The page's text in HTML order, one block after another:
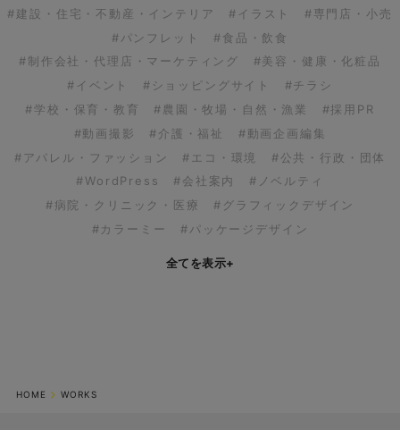
#建設・住宅・不動産・インテリア
#イラスト
#専門店・小売
#パンフレット
#食品・飲食
#制作会社・代理店・マーケティング
#美容・健康・化粧品
#イベント
#ショッピングサイト
#チラシ
#学校・保育・教育
#農園・牧場・自然・漁業
#採用PR
#動画撮影
#介護・福祉
#動画企画編集
#アパレル・ファッション
#エコ・環境
#公共・行政・団体
#WordPress
#会社案内
#ノベルティ
#病院・クリニック・医療
#グラフィックデザイン
#カラーミー
#パッケージデザイン
全てを表示+
HOME WORKS